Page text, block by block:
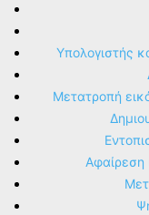
Υπολογιστής
Μετατροπή
Αφαίρεση